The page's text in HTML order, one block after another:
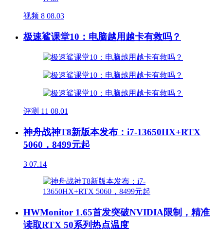
视频 8 08.03
极速鲨课堂10：电脑越用越卡有救吗？
评测 11 08.01
神舟战神T8新版本发布：i7-13650HX+RTX
5060，8499元起
3 07.14
HWMonitor 1.65首发突破NVIDIA限制，精准
读取RTX 50系列热点温度